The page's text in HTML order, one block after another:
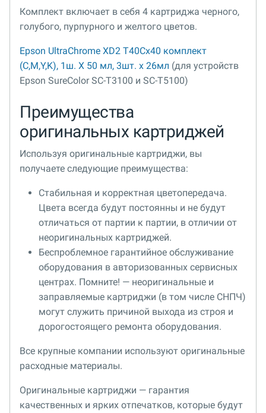
Комплект включает в себя 4 картриджа черного,
голубого, пурпурного и желтого цветов.
Epson UltraChrome XD2 T40Cx40 комплект
(C,M,Y,K), 1ш. X 50 мл, 3шт. x 26мл (для устройств
Epson SureColor SC-T3100 и SC-T5100)
Преимущества
оригинальных картриджей
Используя оригинальные картриджи, вы
получаете следующие преимущества:
Стабильная и корректная цветопередача.
Цвета всегда будут постоянны и не будут
отличаться от партии к партии, в отличии от
неоригинальных картриджей.
Беспроблемное гарантийное обслуживание
оборудования в авторизованных сервисных
центрах. Помните! — неоригинальные и
заправляемые картриджи (в том числе СНПЧ)
могут служить причиной выхода из строя и
дорогостоящего ремонта оборудования.
Все крупные компании используют оригинальные
расходные материалы.
Оригинальные картриджи — гарантия
качественных и ярких отпечатков, которые будут